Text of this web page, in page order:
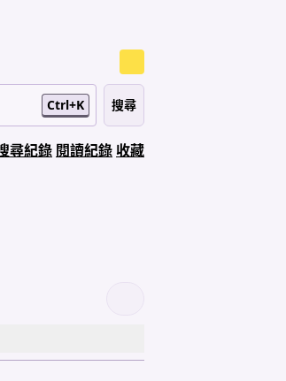
Ctrl+K
尋紀錄 閱讀紀錄 收藏